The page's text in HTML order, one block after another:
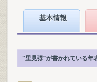
基本情報
"里見弴"が書かれている年